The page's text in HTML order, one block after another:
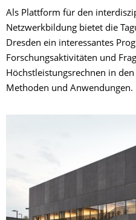
Als Plattform für den
Netzwerkbildung bietet die
Dresden ein interessantes
Forschungsaktivitäten und
Höchstleistungsrechnen in
Methoden und Anwendungen.